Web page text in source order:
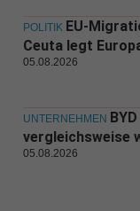
POLITIK EU-
Ceuta legt
05.08.2026
UNTERNEHMEN
vergleichsweise
05.08.2026